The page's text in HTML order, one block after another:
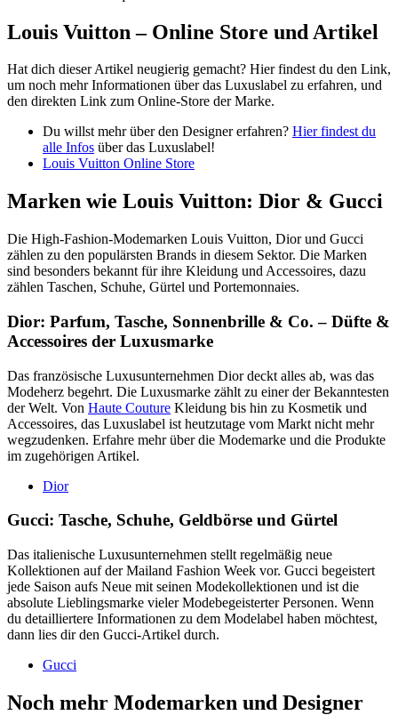
Louis Vuitton – Online Store und Artikel
Hat dich dieser Artikel neugierig gemacht? Hier findest du den Link,
um noch mehr Informationen über das Luxuslabel zu erfahren, und
den direkten Link zum Online-Store der Marke.
Du willst mehr über den Designer erfahren? Hier findest du
alle Infos über das Luxuslabel!
Louis Vuitton Online Store
Marken wie Louis Vuitton: Dior & Gucci
Die High-Fashion-Modemarken Louis Vuitton, Dior und Gucci
zählen zu den populärsten Brands in diesem Sektor. Die Marken
sind besonders bekannt für ihre Kleidung und Accessoires, dazu
zählen Taschen, Schuhe, Gürtel und Portemonnaies.
Dior: Parfum, Tasche, Sonnenbrille & Co. – Düfte &
Accessoires der Luxusmarke
Das französische Luxusunternehmen Dior deckt alles ab, was das
Modeherz begehrt. Die Luxusmarke zählt zu einer der Bekanntesten
der Welt. Von Haute Couture Kleidung bis hin zu Kosmetik und
Accessoires, das Luxuslabel ist heutzutage vom Markt nicht mehr
wegzudenken. Erfahre mehr über die Modemarke und die Produkte
im zugehörigen Artikel.
Dior
Gucci: Tasche, Schuhe, Geldbörse und Gürtel
Das italienische Luxusunternehmen stellt regelmäßig neue
Kollektionen auf der Mailand Fashion Week vor. Gucci begeistert
jede Saison aufs Neue mit seinen Modekollektionen und ist die
absolute Lieblingsmarke vieler Modebegeisterter Personen. Wenn
du detailliertere Informationen zu dem Modelabel haben möchtest,
dann lies dir den Gucci-Artikel durch.
Gucci
Noch mehr Modemarken und Designer